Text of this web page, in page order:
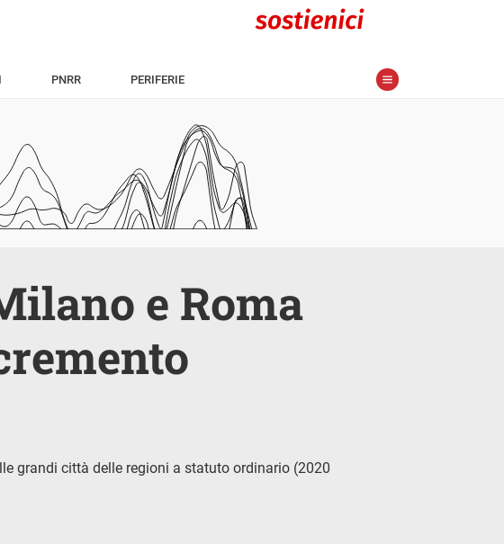
PNRR PERIFERIE
e Roma
grandi città delle regioni a statuto ordinario (2020